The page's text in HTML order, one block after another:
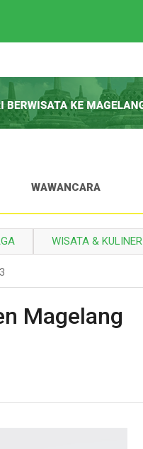
WAWANCARA
WISATA & KULINER
Magelang